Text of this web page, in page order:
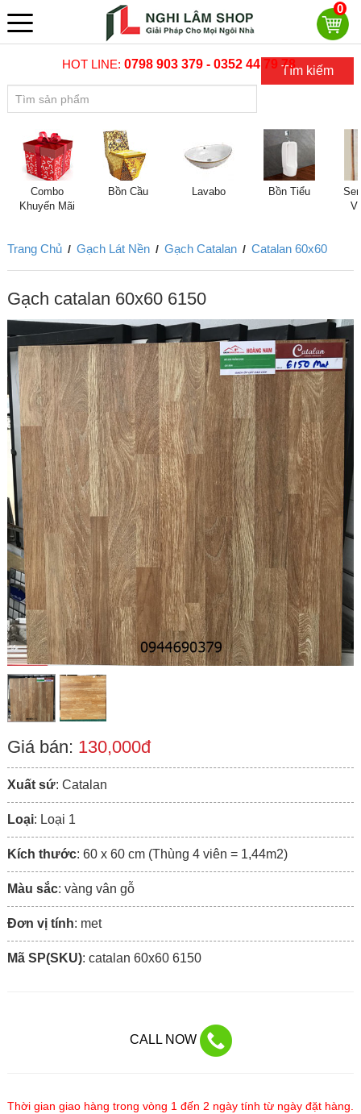
0
HOT LINE:0798 903 379 - 0352 44 79 78Tìm kiếm
Combo
Khuyến Mãi
Bồn Cầu Lavabo Bồn Tiểu
Trang Chủ / Gạch Lát Nền / Gạch Catalan / Catalan 60x60
Gạch catalan 60x60 6150
Giá bán: 130,000đ
Xuất sứ: Catalan
Loại: Loại 1
Kích thước: 60 x 60 cm (Thùng 4 viên = 1,44m2)
Màu sắc: vàng vân gỗ
Đơn vị tính: met
Mã SP(SKU): catalan 60x60 6150
CALL NOW
Thời gian giao hàng trong vòng 1 đến 2 ngày tính từ ngày đặt hàng.